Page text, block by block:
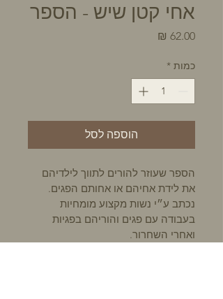
אחי קטן שיש - הספר
כמות *
הוספה לסל
הספר שעוזר להורים לתווך לילדיהם
את לידת אחיהם או אחותם הפגים.
נכתב ע״י נשות מקצוע מומחיות
בעבודה עם פגים והוריהם בפגיות
ואחרי השחרור.